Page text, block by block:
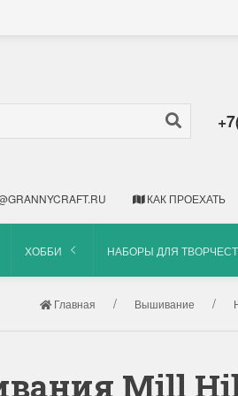
КАК ПРОЕХАТЬ
ХОББИ НАБОРЫ ДЛЯ
Главная Вышивание
Mill Hill